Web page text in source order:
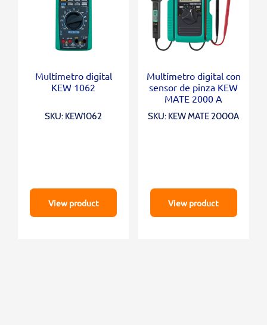
Multímetro digital
KEW 1062
SKU: KEW1062
View product
Multímetro digital con
sensor de pinza KEW
MATE 2000 A
SKU: KEW MATE 2000A
View product